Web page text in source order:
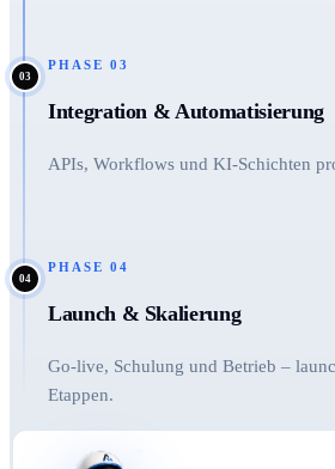
03
PHASE 03
Integration & Automatisierung
APIs, Workflows und KI-Schichten
04
PHASE 04
Launch & Skalierung
Go-live, Schulung und Betrieb –
Etappen.